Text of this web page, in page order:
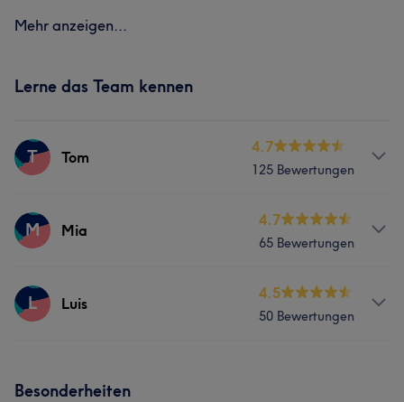
Mehr anzeigen...
Lerne das Team kennen
T Tom
4.7
125 Bewertungen
Services
M Mia
4.7
65 Bewertungen
Services
L Luis
4.5
50 Bewertungen
Besonderheiten